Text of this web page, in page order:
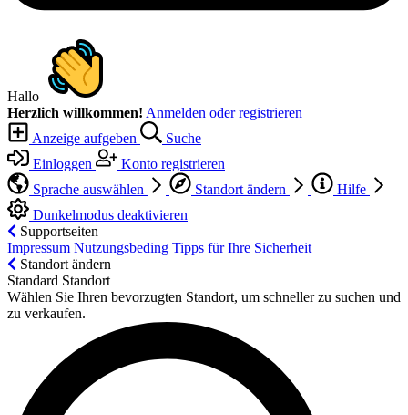
Hallo
Herzlich willkommen! Anmelden oder registrieren
Anzeige aufgeben
Suche
Einloggen
Konto registrieren
Sprache auswählen
Standort ändern
Hilfe
Dunkelmodus deaktivieren
Supportseiten
Impressum Nutzungsbeding Tipps für Ihre Sicherheit
Standort ändern
Standard Standort
Wählen Sie Ihren bevorzugten Standort, um schneller zu suchen und
zu verkaufen.